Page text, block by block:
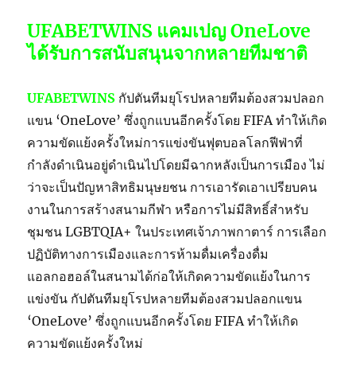
UFABETWINS แคมเปญ OneLove
ได้รับการสนับสนุนจากหลายทีมชาติ
UFABETWINS กัปตันทีมยุโรปหลายทีมต้องสวมปลอก
แขน ‘OneLove’ ซึ่งถูกแบนอีกครั้งโดย FIFA ทำให้เกิด
ความขัดแย้งครั้งใหม่การแข่งขันฟุตบอลโลกฟีฟ่าที่
กำลังดำเนินอยู่ดำเนินไปโดยมีฉากหลังเป็นการเมือง ไม่
ว่าจะเป็นปัญหาสิทธิมนุษยชน การเอารัดเอาเปรียบคน
งานในการสร้างสนามกีฬา หรือการไม่มีสิทธิ์สำหรับ
ชุมชน LGBTQIA+ ในประเทศเจ้าภาพกาตาร์ การเลือก
ปฏิบัติทางการเมืองและการห้ามดื่มเครื่องดื่ม
แอลกอฮอล์ในสนามได้ก่อให้เกิดความขัดแย้งในการ
แข่งขัน กัปตันทีมยุโรปหลายทีมต้องสวมปลอกแขน
‘OneLove’ ซึ่งถูกแบนอีกครั้งโดย FIFA ทำให้เกิด
ความขัดแย้งครั้งใหม่